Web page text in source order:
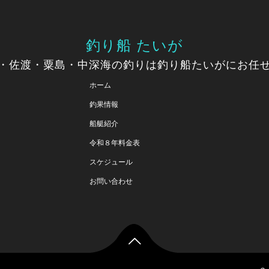
釣り船 たいが
佐渡・粟島・中深海の釣りは釣り船たいがにお任
ホーム
釣果情報
船艇紹介
令和８年料金表
スケジュール
お問い合わせ
